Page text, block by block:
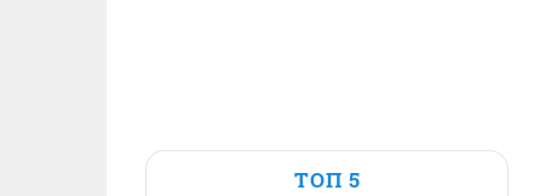
ТОП 5